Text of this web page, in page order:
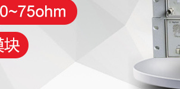
过程校验仪 电桥测
泰克示波器 电池测
函数信